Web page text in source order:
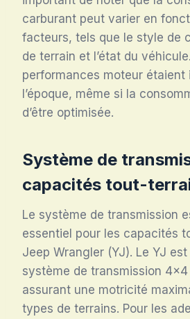
carburant peut varier en
facteurs, tels que le style de
de terrain et l’état du
performances moteur étaient
l’époque, même si la
d’être optimisée.
Système de
capacités tout-
Le système de transmission
essentiel pour les capacités
Jeep Wrangler (YJ). Le YJ est
système de transmission
assurant une motricité
types de terrains. Pour les